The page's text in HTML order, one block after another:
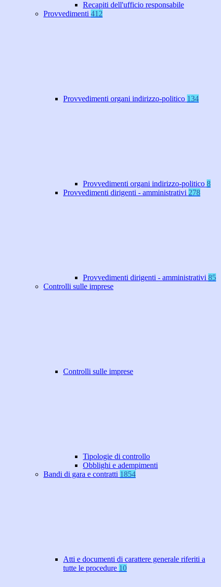
Recapiti dell'ufficio responsabile
Provvedimenti 412
Provvedimenti organi indirizzo-politico 134
Provvedimenti organi indirizzo-politico 8
Provvedimenti dirigenti - amministrativi 278
Provvedimenti dirigenti - amministrativi 85
Controlli sulle imprese
Controlli sulle imprese
Tipologie di controllo
Obblighi e adempimenti
Bandi di gara e contratti 1854
Atti e documenti di carattere generale riferiti a
tutte le procedure 10